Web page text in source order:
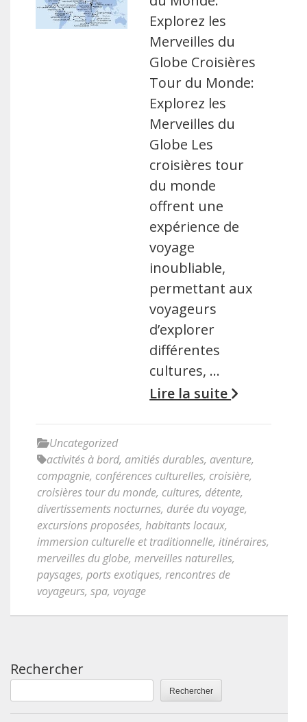
Explorez les
Merveilles du
Globe Croisières
Tour du Monde:
Explorez les
Merveilles du
Globe Les
croisières tour
du monde
offrent une
expérience de
voyage
inoubliable,
permettant aux
voyageurs
d’explorer
différentes
cultures, …
Lire la suite
Uncategorized
activités à bord, amitiés durables, aventure,
compagnie, conférences culturelles, croisière,
croisières tour du monde, cultures, détente,
divertissements nocturnes, durée du voyage,
excursions proposées, habitants locaux,
immersion culturelle et traditionnelle, itinéraires,
merveilles du globe, merveilles naturelles,
paysages, ports exotiques, rencontres de
voyageurs, spa, voyage
Rechercher
Rechercher